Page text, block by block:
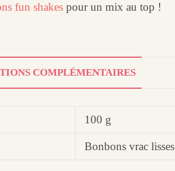
fun shakespour un mix au top !
COMPLÉMENTAIRES
100 g
Bonbons vrac lisses